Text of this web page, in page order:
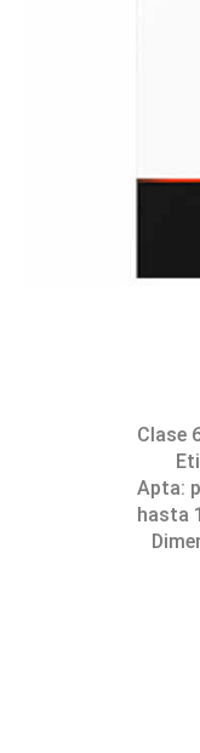
Clase
Apta:
hasta